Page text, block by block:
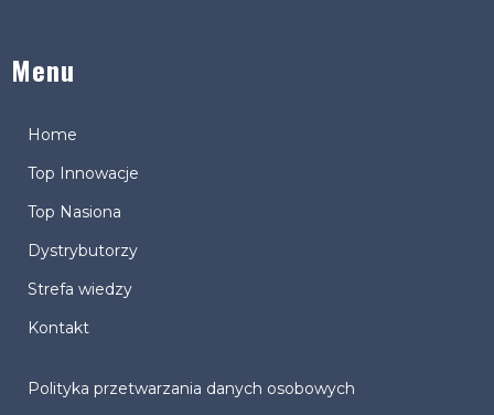
Menu
Home
Top Innowacje
Top Nasiona
Dystrybutorzy
Strefa wiedzy
Kontakt
Polityka przetwarzania danych osobowych